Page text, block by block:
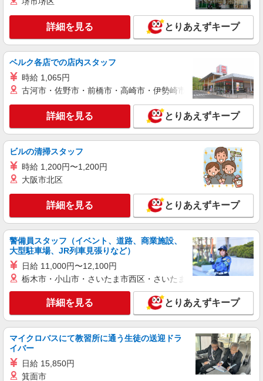
ィブ支給(規定有) ゜・。○。・゜+゜・。○。・゜
+゜
紹介予定派遣
人気機種に詳しくなれる携帯販売
【Y!mobile】
時給1400円〜 ※残業代支給 ★交通費別途支給
（規定あり） ゜+゜・。○。・゜+゜・。○。・゜
+゜ 入社祝い金10万円支給(規定有) お友達を紹介
頂くと, インセンティブ支給(規定有) ★月2回払
い・週払い可能（規程有）★ ゜・。○。・゜
+゜・。○。・゜+゜
キープ 詳細を見る
紹介予定派遣
株式会社シエロ
【楽天モバイル】の店舗スタッフ
月給：245250円〜319150円 ＋賞与年2回＋イ
ンセンティブ ※経験・能力による ※残業代支給
★交通費別途支給（規定あり） ゜+゜・。○。・゜
+゜・。○。・゜+゜ 入社祝い金10万円支給(規定
有) お友達を紹介頂くと, インセンティブ支給(規定
有) ゜・。○。・゜+゜・。○。・゜+゜
鹿児島県鹿児島市の楽天モバイルショップ
キープ 詳細を見る
派遣社員
株式会社シエロ
【楽天モバイル】人気機種に詳しくなれる携帯
販売
時給1350円〜 ※残業代支給 ★交通費別途支給
（規定あり） ゜+゜・。○。・゜+゜・。○。・゜
+゜ 入社祝い金10万円支給(規定有) お友達を紹介
頂くと, インセンティブ支給(規定有) ★月2回払
い・週払い可能（規程有）★ ゜・。○。・゜
鹿児島県鹿児島市の楽天モバイルショップ
詳細を見る
詳細を見る とりあえずキープ
ベルク各店での店内スタッフ
時給 1,065円
古河市・佐野市・前橋市・高崎市・伊勢崎市・太田市・館林市
詳細を見る とりあえずキープ
ビルの清掃スタッフ
時給 1,200円〜1,200円
大阪市北区
詳細を見る とりあえずキープ
警備員スタッフ（イベント、道路、商業施設、
大型駐車場、JR列車見張りなど）
日給 11,000円〜12,100円
栃木市・小山市・さいたま市西区・さいたま市岩槻区・久喜市・
詳細を見る とりあえずキープ
マイクロバスにて教習所に通う生徒の送迎ドラ
イバー
日給 15,850円
箕面市